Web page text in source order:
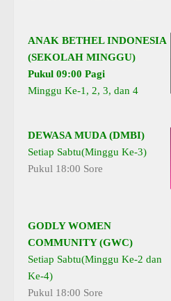
ANAK BETHEL INDONESIA
(SEKOLAH MINGGU)
Pukul 09:00 Pagi
Minggu Ke-1, 2, 3, dan 4
DEWASA MUDA (DMBI)
Setiap Sabtu(Minggu Ke-3)
Pukul 18:00 Sore
GODLY WOMEN
COMMUNITY (GWC)
Setiap Sabtu(Minggu Ke-2 dan
Ke-4)
Pukul 18:00 Sore